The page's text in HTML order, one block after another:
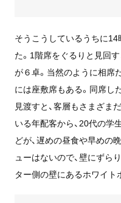
そうこうしているうちに14
た。1階席をぐるりと見回
が６卓。当然のように相席
には座敷席もある。同席し
見渡すと、客層もさまざま
いる年配客から、20代の学
どが、遅めの昼食や早めの
ューはないので、壁にずら
ター側の壁にあるホワイト